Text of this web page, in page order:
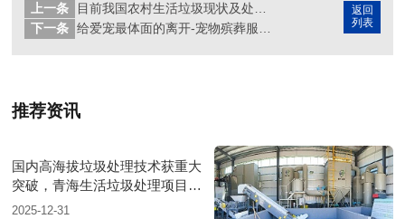
返回
列表
上一条
下一条
给爱宠最体面的离开-宠物殡葬服务之宠物焚烧炉
推荐资讯
国内高海拔垃圾处理技术获重大
突破，青海生活垃圾处理项目树
行业新标杆
2025-12-31